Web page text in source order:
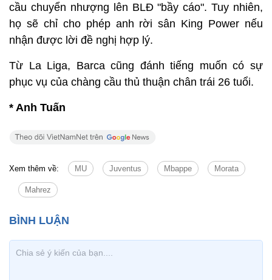
cầu chuyển nhượng lên BLĐ "bầy cáo". Tuy nhiên,
họ sẽ chỉ cho phép anh rời sân King Power nếu
nhận được lời đề nghị hợp lý.
Từ La Liga, Barca cũng đánh tiếng muốn có sự
phục vụ của chàng cầu thủ thuận chân trái 26 tuổi.
* Anh Tuấn
Xem thêm về: MU Juventus Mbappe Morata
Mahrez